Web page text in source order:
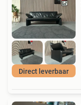
Direct leverbaar